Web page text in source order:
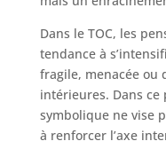
Dans le TOC, les
tendance à
fragile, menacée ou
intérieures. Dans
symbolique ne vise
à renforcer l’axe